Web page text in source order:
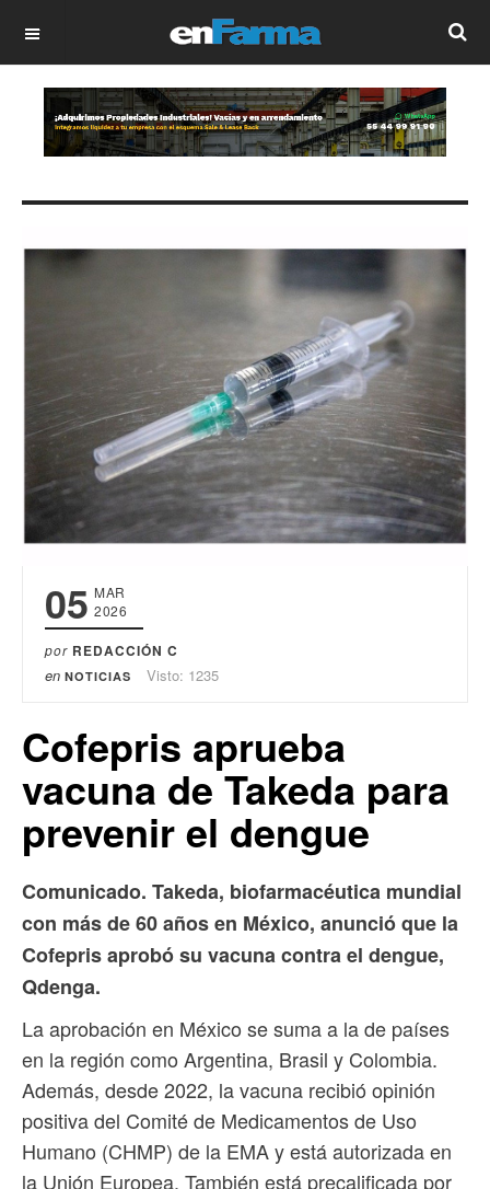
OFF CANVAS
05 MAR
2026
por REDACCIÓN C
en NOTICIAS Visto: 1235
Cofepris aprueba
vacuna de Takeda para
prevenir el dengue
Comunicado. Takeda, biofarmacéutica mundial
con más de 60 años en México, anunció que la
Cofepris aprobó su vacuna contra el dengue,
Qdenga.
La aprobación en México se suma a la de países
en la región como Argentina, Brasil y Colombia.
Además, desde 2022, la vacuna recibió opinión
positiva del Comité de Medicamentos de Uso
Humano (CHMP) de la EMA y está autorizada en
la Unión Europea. También está precalificada por